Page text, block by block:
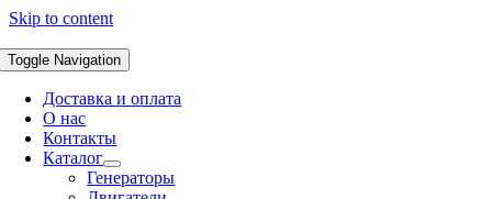
Skip to content
Toggle Navigation
Доставка и оплата
О нас
Контакты
Каталог
Генераторы